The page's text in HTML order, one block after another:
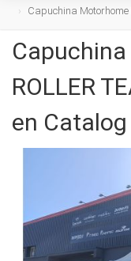
Capuchina Motorhome
ROLLER
en Catalog